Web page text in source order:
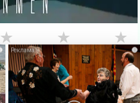
★ ★ ★
бесплатнои смотреть клипы
странице Вы можете
Скачать
онлайн
. Также есть много
русских и зарубежных
i